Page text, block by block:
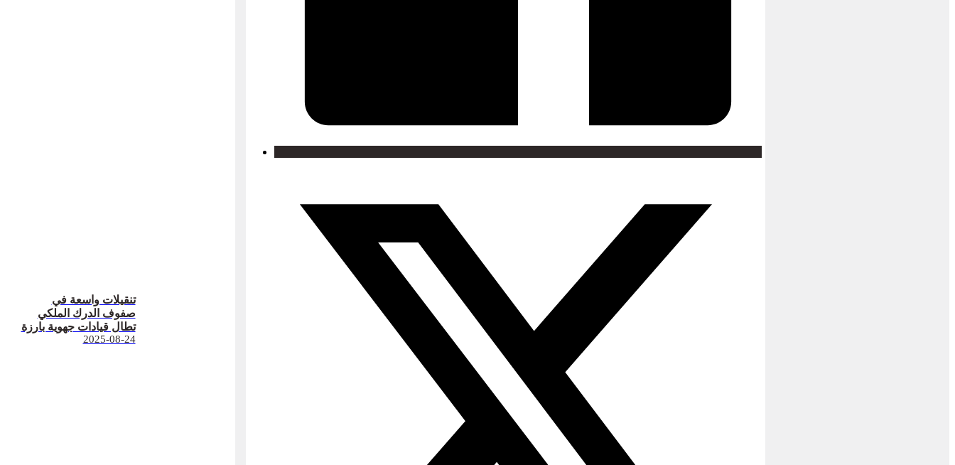
تنقيلات واسعة في
صفوف الدرك الملكي
تطال قيادات جهوية بارزة
2025-08-24